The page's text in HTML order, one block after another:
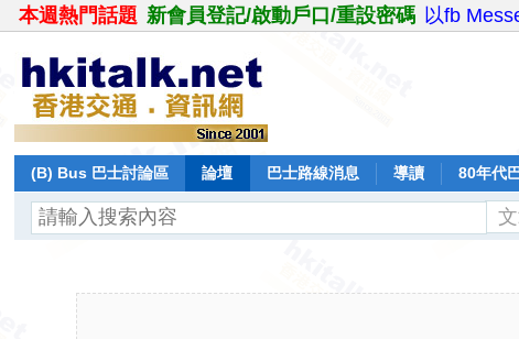
本週熱門話題 新會員登記/啟動戶口/重設密碼 以fb
(B) Bus 巴士討論區 論壇 巴士路線消息 導讀 80年代